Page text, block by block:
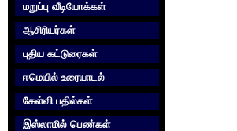
மறுப்பு வீடியோக்கள்
ஆசிரியர்கள்
புதிய கட்டுரைகள்
ஈமெயில் உரையாடல்
கேள்வி பதில்கள்
இஸ்லாமில் பெண்கள்